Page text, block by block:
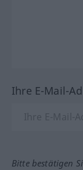
Ihre E-Mail-
Bitte bestätigen